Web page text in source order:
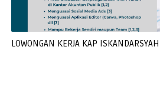
LOWONGAN KERJA KAP